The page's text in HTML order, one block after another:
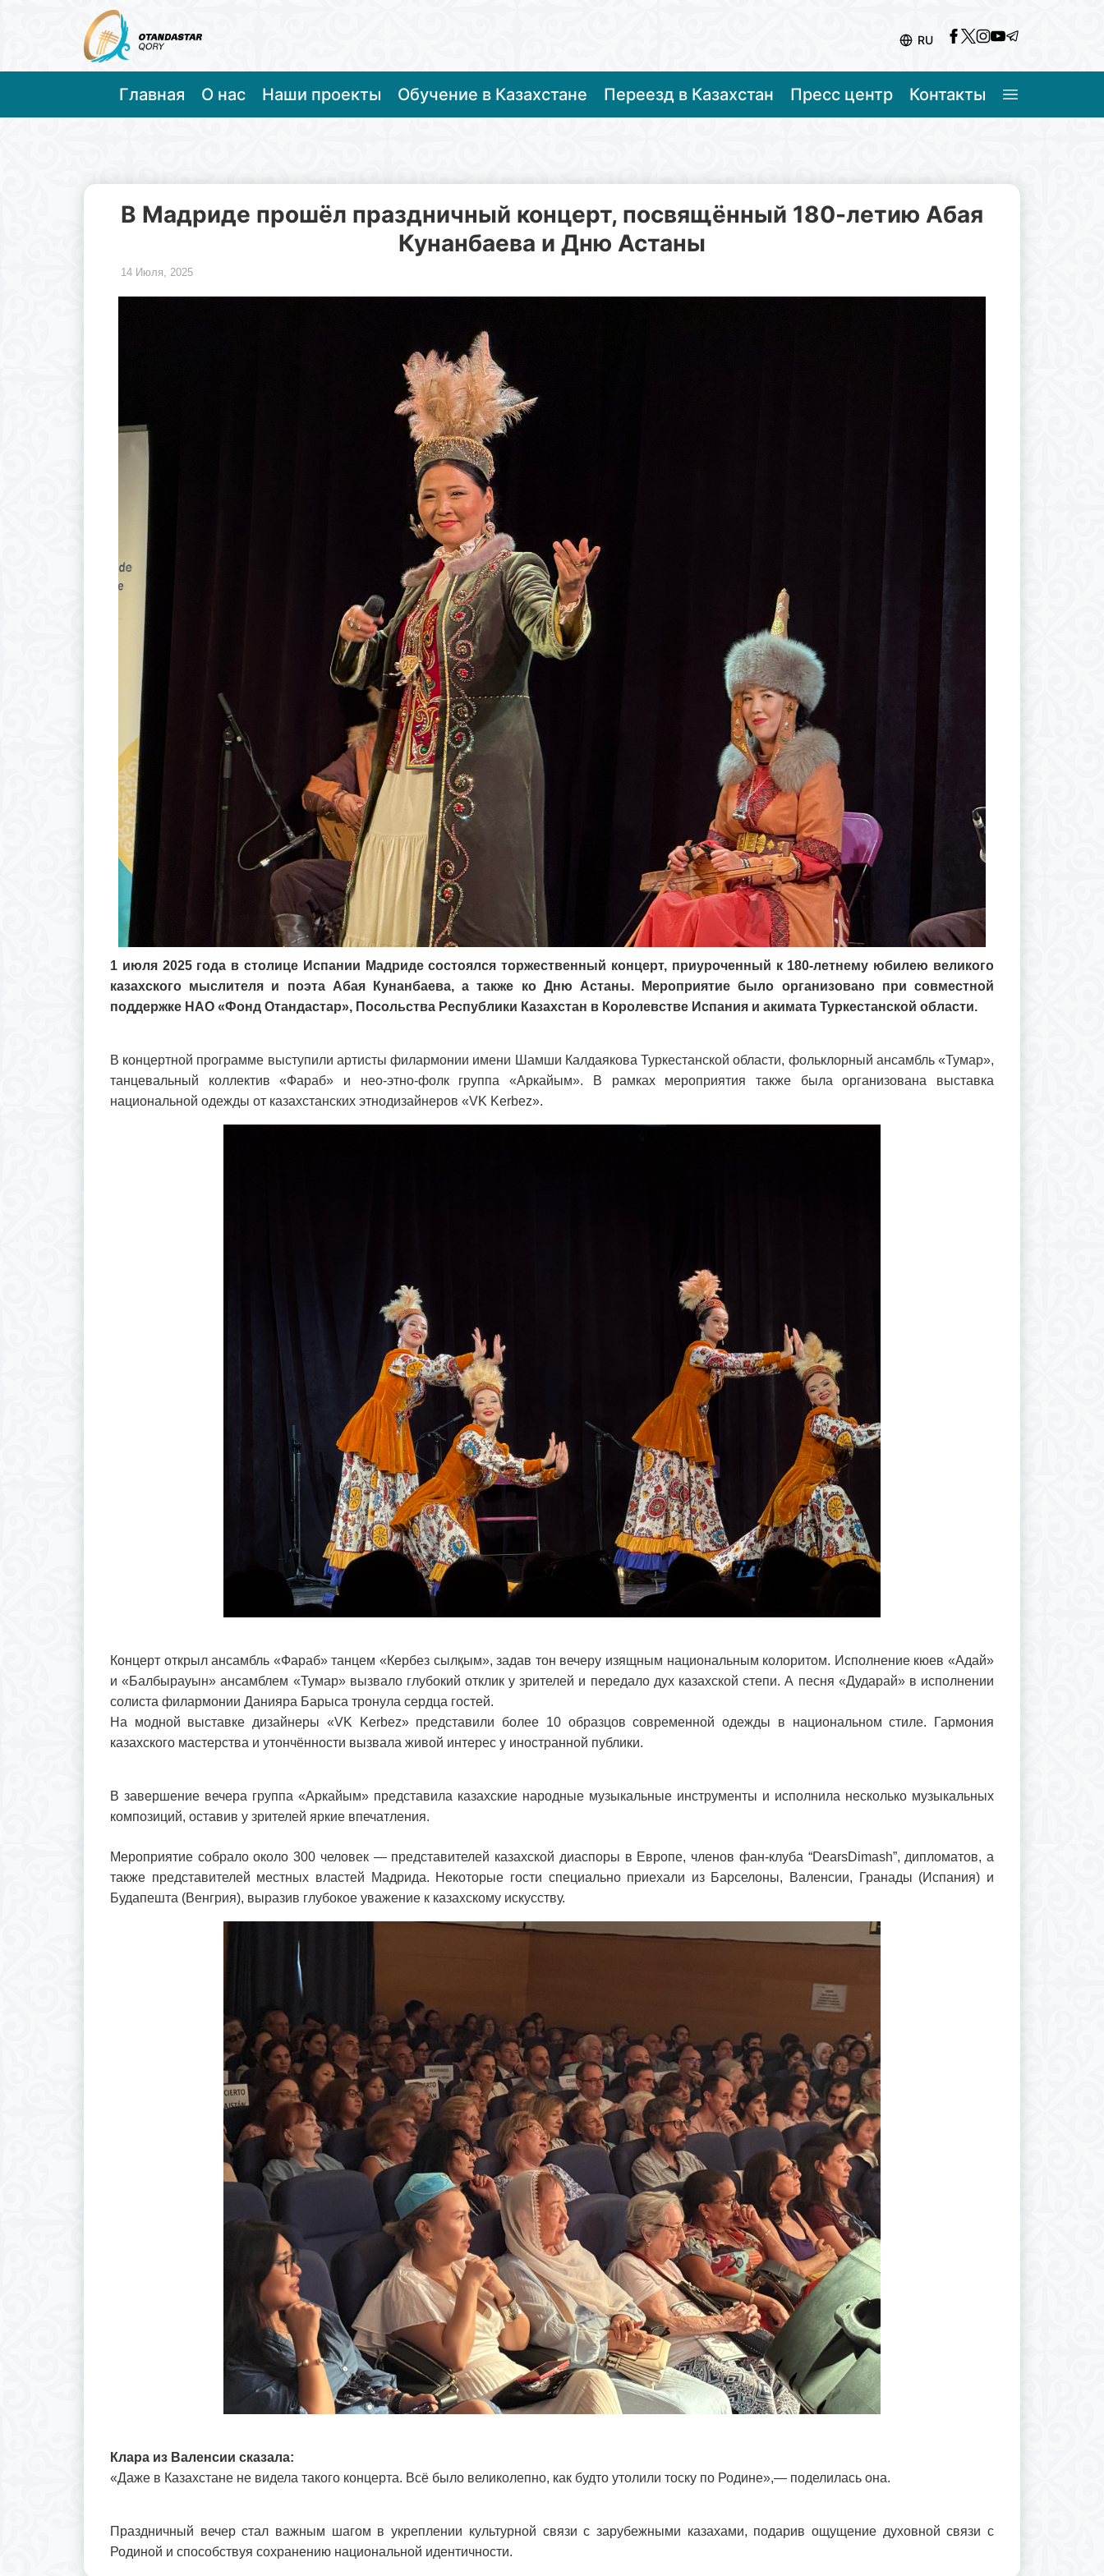
RU
Главная О нас Наши проекты Обучение в Казахстане Переезд в Казахстан Пресс центр Контакты
В Мадриде прошёл праздничный концерт, посвящённый 180-летию Абая
Кунанбаева и Дню Астаны
14 Июля, 2025
1 июля 2025 года в столице Испании Мадриде состоялся торжественный концерт, приуроченный к 180-летнему юбилею великого
казахского мыслителя и поэта Абая Кунанбаева, а также ко Дню Астаны. Мероприятие было организовано при совместной
поддержке НАО «Фонд Отандастар», Посольства Республики Казахстан в Королевстве Испания и акимата Туркестанской области.
В концертной программе выступили артисты филармонии имени Шамши Калдаякова Туркестанской области, фольклорный ансамбль «Тумар»,
танцевальный коллектив «Фараб» и нео-этно-фолк группа «Аркайым». В рамках мероприятия также была организована выставка
национальной одежды от казахстанских этнодизайнеров «VK Kerbez».
Концерт открыл ансамбль «Фараб» танцем «Кербез сылқым», задав тон вечеру изящным национальным колоритом. Исполнение кюев «Адай»
и «Балбырауын» ансамблем «Тумар» вызвало глубокий отклик у зрителей и передало дух казахской степи. А песня «Дударай» в исполнении
солиста филармонии Данияра Барыса тронула сердца гостей.
На модной выставке дизайнеры «VK Kerbez» представили более 10 образцов современной одежды в национальном стиле. Гармония
казахского мастерства и утончённости вызвала живой интерес у иностранной публики.
В завершение вечера группа «Аркайым» представила казахские народные музыкальные инструменты и исполнила несколько музыкальных
композиций, оставив у зрителей яркие впечатления.
Мероприятие собрало около 300 человек — представителей казахской диаспоры в Европе, членов фан-клуба “DearsDimash”, дипломатов, а
также представителей местных властей Мадрида. Некоторые гости специально приехали из Барселоны, Валенсии, Гранады (Испания) и
Будапешта (Венгрия), выразив глубокое уважение к казахскому искусству.
Клара из Валенсии сказала:
«Даже в Казахстане не видела такого концерта. Всё было великолепно, как будто утолили тоску по Родине»,— поделилась она.
Праздничный вечер стал важным шагом в укреплении культурной связи с зарубежными казахами, подарив ощущение духовной связи с
Родиной и способствуя сохранению национальной идентичности.